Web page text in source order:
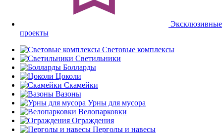
Эксклюзивные
проекты
Световые комплексы
Светильники
Болларды
Цоколи
Скамейки
Вазоны
Урны для мусора
Велопарковки
Ограждения
Перголы и навесы